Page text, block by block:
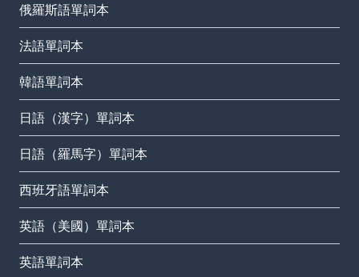
俄羅斯語單詞本
法語單詞本
韓語單詞本
日語（漢字）單詞本
日語（羅馬字）單詞本
西班牙語單詞本
英語（美國）單詞本
英語單詞本